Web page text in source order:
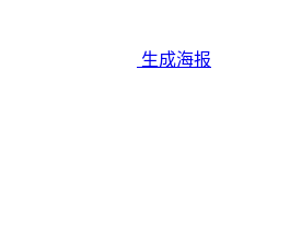
生成海报